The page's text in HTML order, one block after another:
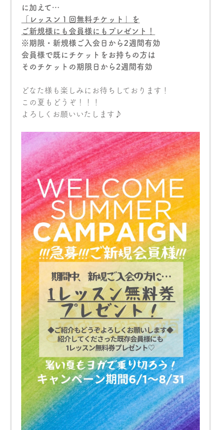
に加えて…
「レッスン１回無料チケット」を
ご新規様にも会員様にもプレゼント！
※期限・新規様ご入会日から2週間有効
会員様で既にチケットをお持ちの方は
そのチケットの期限日から2週間有効
どなた様も楽しみにお待ちしております！
この夏もどうぞ！！！
よろしくお願いいたします♪